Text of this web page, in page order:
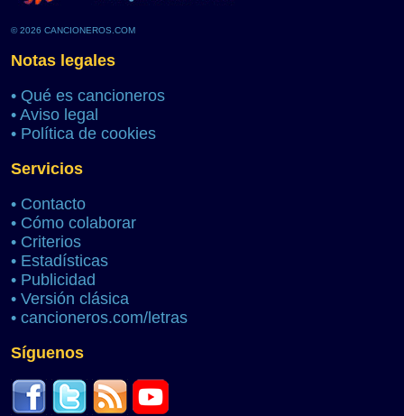
© 2026 CANCIONEROS.COM
Notas legales
• Qué es cancioneros
• Aviso legal
• Política de cookies
Servicios
• Contacto
• Cómo colaborar
• Criterios
• Estadísticas
• Publicidad
• Versión clásica
• cancioneros.com/letras
Síguenos